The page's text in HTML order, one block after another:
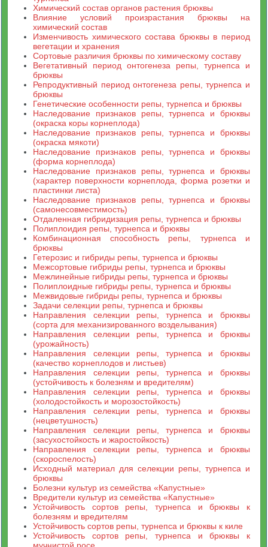
Химический состав органов растения брюквы
Влияние условий произрастания брюквы на
химический состав
Изменчивость химического состава брюквы в период
вегетации и хранения
Сортовые различия брюквы по химическому составу
Вегетативный период онтогенеза репы, турнепса и
брюквы
Репродуктивный период онтогенеза репы, турнепса и
брюквы
Генетические особенности репы, турнепса и брюквы
Наследование признаков репы, турнепса и брюквы
(окраска коры корнеплода)
Наследование признаков репы, турнепса и брюквы
(окраска мякоти)
Наследование признаков репы, турнепса и брюквы
(форма корнеплода)
Наследование признаков репы, турнепса и брюквы
(характер поверхности корнеплода, форма розетки и
пластинки листа)
Наследование признаков репы, турнепса и брюквы
(самонесовместимость)
Отдаленная гибридизация репы, турнепса и брюквы
Полиплоидия репы, турнепса и брюквы
Комбинационная способность репы, турнепса и
брюквы
Гетерозис и гибриды репы, турнепса и брюквы
Межсортовые гибриды репы, турнепса и брюквы
Межлинейные гибриды репы, турнепса и брюквы
Полиплоидные гибриды репы, турнепса и брюквы
Межвидовые гибриды репы, турнепса и брюквы
Задачи селекции репы, турнепса и брюквы
Направления селекции репы, турнепса и брюквы
(сорта для механизированного возделывания)
Направления селекции репы, турнепса и брюквы
(урожайность)
Направления селекции репы, турнепса и брюквы
(качество корнеплодов и листьев)
Направления селекции репы, турнепса и брюквы
(устойчивость к болезням и вредителям)
Направления селекции репы, турнепса и брюквы
(холодостойкость и морозостойкость)
Направления селекции репы, турнепса и брюквы
(нецветушность)
Направления селекции репы, турнепса и брюквы
(засухостойкость и жаростойкость)
Направления селекции репы, турнепса и брюквы
(скороспелость)
Исходный материал для селекции репы, турнепса и
брюквы
Болезни культур из семейства «Капустные»
Вредители культур из семейства «Капустные»
Устойчивость сортов репы, турнепса и брюквы к
болезням и вредителям
Устойчивость сортов репы, турнепса и брюквы к киле
Устойчивость сортов репы, турнепса и брюквы к